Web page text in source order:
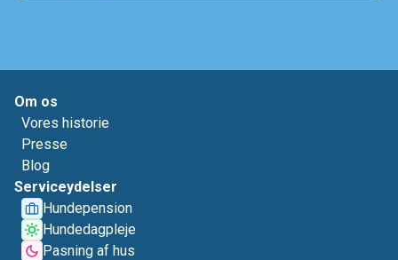
Om os
Vores historie
Presse
Blog
Serviceydelser
Hundepension
Hundedagpleje
Pasning af hus